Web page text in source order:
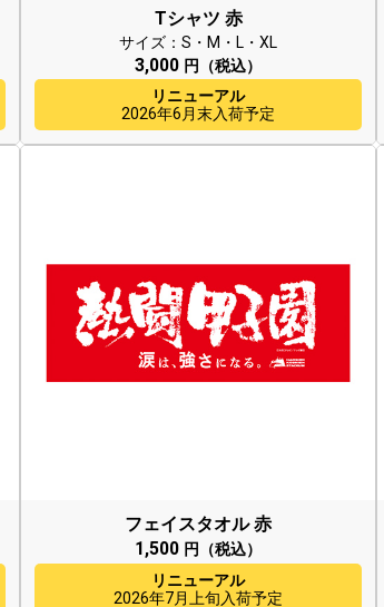
Tシャツ 赤
サイズ：S・M・L・XL
3,000 円（税込）
リニューアル
2026年6月末入荷予定
フェイスタオル 赤
1,500 円（税込）
リニューアル
2026年7月上旬入荷予定